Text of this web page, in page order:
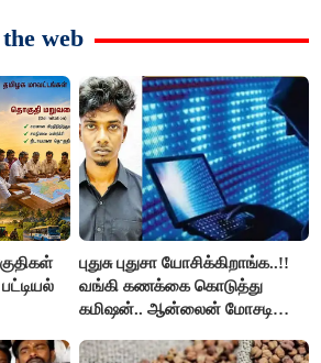
web
புதுசு புதுசா யோசிக்கிறாங்க..!!
வங்கி கணக்கை கொடுத்து
கமிஷன்.. ஆன்லைன் மோசடி
கைது..!!